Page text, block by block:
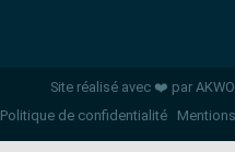
Site réalisé avec ❤️ par AKWO
Politique de confidentialité